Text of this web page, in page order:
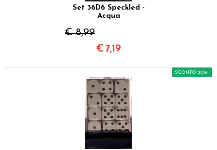
Set 36D6 Speckled -
Acqua
€ 8,99
€ 7,19
SCONTO 20%